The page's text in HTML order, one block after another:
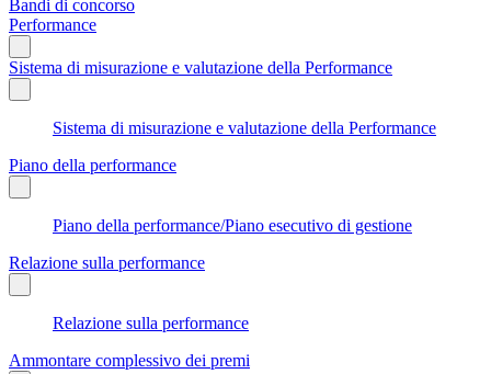
Bandi di concorso
Performance
Sistema di misurazione e valutazione della Performance
Sistema di misurazione e valutazione della Performance
Piano della performance
Piano della performance/Piano esecutivo di gestione
Relazione sulla performance
Relazione sulla performance
Ammontare complessivo dei premi